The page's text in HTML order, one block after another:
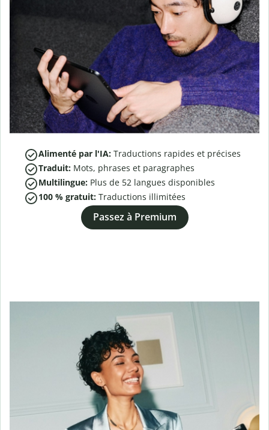
Alimenté par l'IA: Traductions rapides et précises
Traduit: Mots, phrases et paragraphes
Multilingue: Plus de 52 langues disponibles
100 % gratuit: Traductions illimitées
Passez à Premium